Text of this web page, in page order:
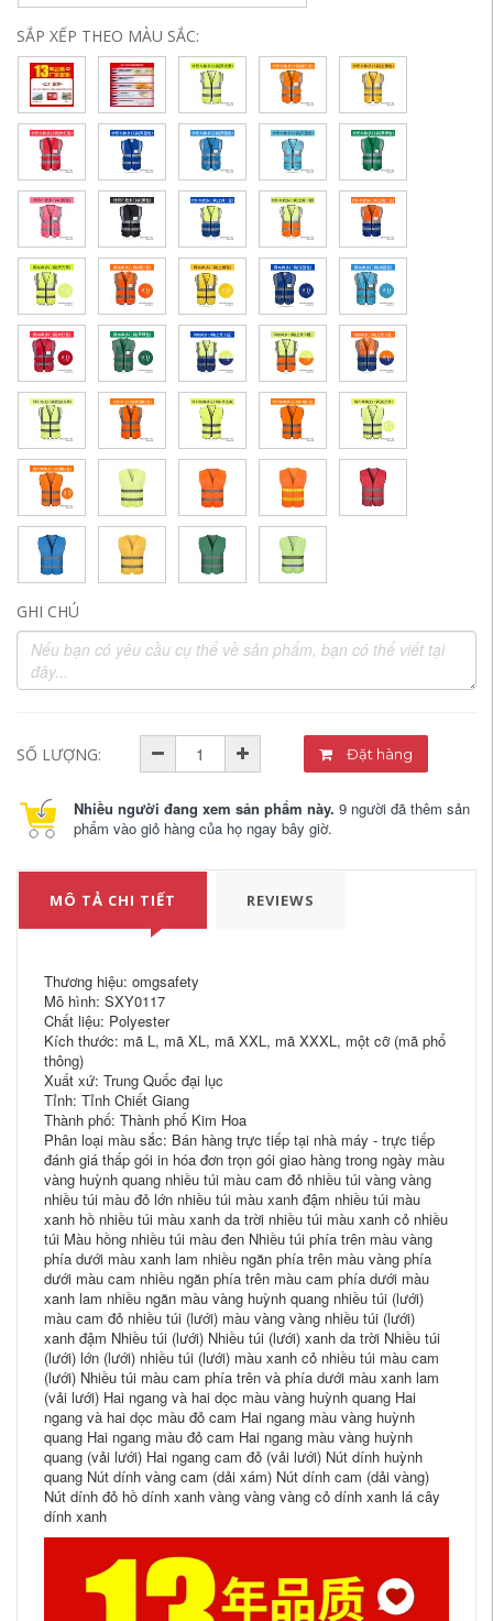
SẮP XẾP THEO MÀU SẮC:
GHI CHÚ
SỐ LƯỢNG: Đặt hàng
Nhiều người đang xem sản phẩm này. 9 người đã thêm sản
phẩm vào giỏ hàng của họ ngay bây giờ.
MÔ TẢ CHI TIẾT REVIEWS
Thương hiệu: omgsafety
Mô hình: SXY0117
Chất liệu: Polyester
Kích thước: mã L, mã XL, mã XXL, mã XXXL, một cỡ (mã phổ
thông)
Xuất xứ: Trung Quốc đại lục
Tỉnh: Tỉnh Chiết Giang
Thành phố: Thành phố Kim Hoa
Phân loại màu sắc: Bán hàng trực tiếp tại nhà máy - trực tiếp
đánh giá thấp gói in hóa đơn trọn gói giao hàng trong ngày màu
vàng huỳnh quang nhiều túi màu cam đỏ nhiều túi vàng vàng
nhiều túi màu đỏ lớn nhiều túi màu xanh đậm nhiều túi màu
xanh hồ nhiều túi màu xanh da trời nhiều túi màu xanh cỏ nhiều
túi Màu hồng nhiều túi màu đen Nhiều túi phía trên màu vàng
phía dưới màu xanh lam nhiều ngăn phía trên màu vàng phía
dưới màu cam nhiều ngăn phía trên màu cam phía dưới màu
xanh lam nhiều ngăn màu vàng huỳnh quang nhiều túi (lưới)
màu cam đỏ nhiều túi (lưới) màu vàng vàng nhiều túi (lưới)
xanh đậm Nhiều túi (lưới) Nhiều túi (lưới) xanh da trời Nhiều túi
(lưới) lớn (lưới) nhiều túi (lưới) màu xanh cỏ nhiều túi màu cam
(lưới) Nhiều túi màu cam phía trên và phía dưới màu xanh lam
(vải lưới) Hai ngang và hai dọc màu vàng huỳnh quang Hai
ngang và hai dọc màu đỏ cam Hai ngang màu vàng huỳnh
quang Hai ngang màu đỏ cam Hai ngang màu vàng huỳnh
quang (vải lưới) Hai ngang cam đỏ (vải lưới) Nút dính huỳnh
quang Nút dính vàng cam (dải xám) Nút dính cam (dải vàng)
Nút dính đỏ hồ dính xanh vàng vàng vàng cỏ dính xanh lá cây
dính xanh